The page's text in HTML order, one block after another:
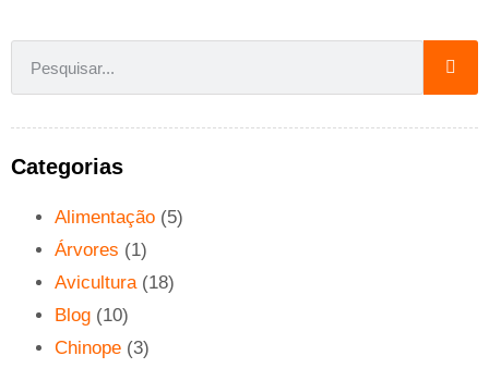
Categorias
Alimentação (5)
Árvores (1)
Avicultura (18)
Blog (10)
Chinope (3)